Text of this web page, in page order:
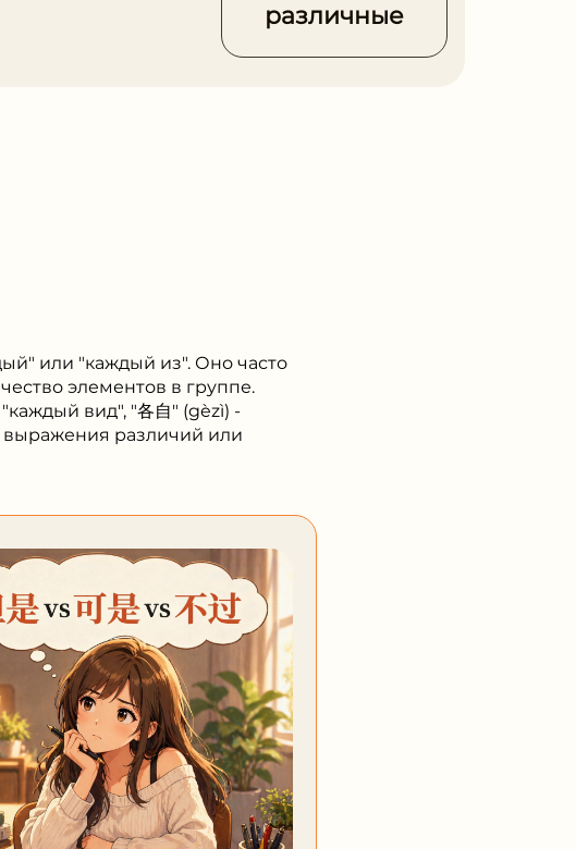
различные
или "каждый из". Оно часто
элементов в группе.
вид", "各自" (gèzì) -
выражения различий или